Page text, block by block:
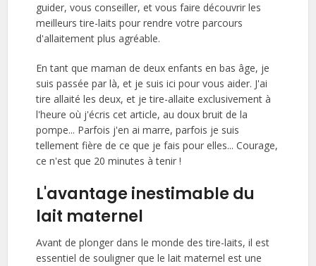
guider, vous conseiller, et vous faire découvrir les
meilleurs tire-laits pour rendre votre parcours
d'allaitement plus agréable.
En tant que maman de deux enfants en bas âge, je
suis passée par là, et je suis ici pour vous aider. J'ai
tire allaité les deux, et je tire-allaite exclusivement à
l'heure où j'écris cet article, au doux bruit de la
pompe... Parfois j'en ai marre, parfois je suis
tellement fière de ce que je fais pour elles... Courage,
ce n'est que 20 minutes à tenir !
L'avantage inestimable du
lait maternel
Avant de plonger dans le monde des tire-laits, il est
essentiel de souligner que le lait maternel est une